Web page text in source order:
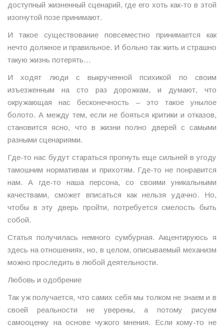
доступный жизненный сценарий, где его хоть как-то в этой
изогнутой позе принимают.
И такое существование повсеместно принимается как
нечто должное и правильное. И больно так жить и страшно
такую жизнь потерять…
И ходят люди с выкрученной психикой по своим
изъезженным на сто раз дорожкам, и думают, что
окружающая нас бесконечность – это такое унылое
болото. А между тем, если не бояться критики и отказов,
становится ясно, что в жизни полно дверей с самыми
разными сценариями.
Где-то нас будут стараться прогнуть еще сильней в угоду
тамошним нормативам и прихотям. Где-то не понравится
нам. А где-то наша персона, со своими уникальными
качествами, сможет вписаться как нельзя удачно. Но,
чтобы в эту дверь пройти, потребуется смелость быть
собой.
Статья получилась немного сумбурная. Акцентируюсь я
здесь на отношениях, но, в целом, описываемый механизм
можно проследить в любой деятельности.
Любовь и одобрение
Так уж получается, что самих себя мы толком не знаем и в
своей реальности не уверены, а потому рисуем
самооценку на основе чужого мнения. Если кому-то не